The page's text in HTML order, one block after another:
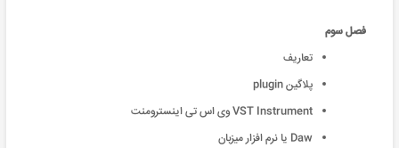
فصل سوم
تعاریف
پلاگین plugin
VST Instrument وی اس تی اینسترومنت
Daw یا نرم افزار میزبان